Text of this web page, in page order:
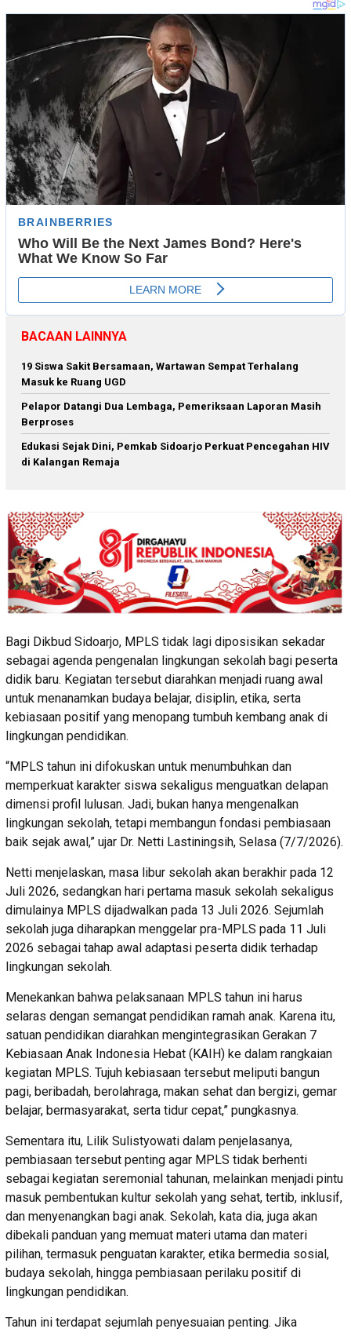
BACAAN LAINNYA
19 Siswa Sakit Bersamaan, Wartawan Sempat Terhalang
Masuk ke Ruang UGD
Pelapor Datangi Dua Lembaga, Pemeriksaan Laporan Masih
Berproses
Edukasi Sejak Dini, Pemkab Sidoarjo Perkuat Pencegahan HIV
di Kalangan Remaja
Bagi Dikbud Sidoarjo, MPLS tidak lagi diposisikan sekadar
sebagai agenda pengenalan lingkungan sekolah bagi peserta
didik baru. Kegiatan tersebut diarahkan menjadi ruang awal
untuk menanamkan budaya belajar, disiplin, etika, serta
kebiasaan positif yang menopang tumbuh kembang anak di
lingkungan pendidikan.
“MPLS tahun ini difokuskan untuk menumbuhkan dan
memperkuat karakter siswa sekaligus menguatkan delapan
dimensi profil lulusan. Jadi, bukan hanya mengenalkan
lingkungan sekolah, tetapi membangun fondasi pembiasaan
baik sejak awal,” ujar Dr. Netti Lastiningsih, Selasa (7/7/2026).
Netti menjelaskan, masa libur sekolah akan berakhir pada 12
Juli 2026, sedangkan hari pertama masuk sekolah sekaligus
dimulainya MPLS dijadwalkan pada 13 Juli 2026. Sejumlah
sekolah juga diharapkan menggelar pra-MPLS pada 11 Juli
2026 sebagai tahap awal adaptasi peserta didik terhadap
lingkungan sekolah.
Menekankan bahwa pelaksanaan MPLS tahun ini harus
selaras dengan semangat pendidikan ramah anak. Karena itu,
satuan pendidikan diarahkan mengintegrasikan Gerakan 7
Kebiasaan Anak Indonesia Hebat (KAIH) ke dalam rangkaian
kegiatan MPLS. Tujuh kebiasaan tersebut meliputi bangun
pagi, beribadah, berolahraga, makan sehat dan bergizi, gemar
belajar, bermasyarakat, serta tidur cepat,” pungkasnya.
Sementara itu, Lilik Sulistyowati dalam penjelasanya,
pembiasaan tersebut penting agar MPLS tidak berhenti
sebagai kegiatan seremonial tahunan, melainkan menjadi pintu
masuk pembentukan kultur sekolah yang sehat, tertib, inklusif,
dan menyenangkan bagi anak. Sekolah, kata dia, juga akan
dibekali panduan yang memuat materi utama dan materi
pilihan, termasuk penguatan karakter, etika bermedia sosial,
budaya sekolah, hingga pembiasaan perilaku positif di
lingkungan pendidikan.
Tahun ini terdapat sejumlah penyesuaian penting. Jika